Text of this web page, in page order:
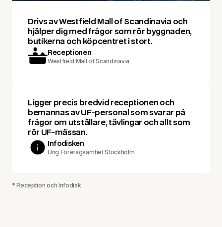
Drivs av Westfield Mall of Scandinavia och
hjälper dig med frågor som rör byggnaden,
butikerna och köpcentret i stort.
Receptionen
Westfield Mall of Scandinavia
Ligger precis bredvid receptionen och
bemannas av UF-personal som svarar på
frågor om utställare, tävlingar och allt som
rör UF-mässan.
Infodisken
Ung Företagsamhet Stockholm
* Reception och Infodisk